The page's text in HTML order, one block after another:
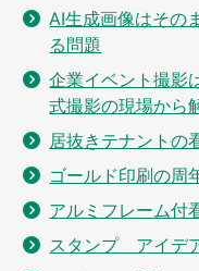
AI生成画像はその
る問題
企業イベント撮影
式撮影の現場から
居抜きテナントの
ゴールド印刷の周
アルミフレーム付
スタンプ アイデ